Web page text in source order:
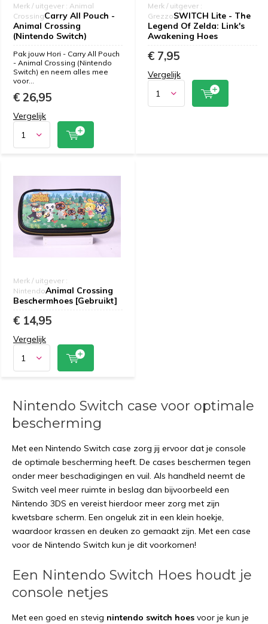
Merk / uitgever : Animal
CrossingCarry All Pouch -
Animal Crossing
(Nintendo Switch)
Pak jouw Hori - Carry All Pouch
- Animal Crossing (Nintendo
Switch) en neem alles mee
voor...
€ 26,95
Vergelijk
Merk / uitgever :
GrezzoSWITCH Lite - The
Legend Of Zelda: Link's
Awakening Hoes
€ 7,95
Vergelijk
Merk / uitgever :
NintendoAnimal Crossing
Beschermhoes [Gebruikt]
€ 14,95
Vergelijk
Nintendo Switch case voor optimale
bescherming
Met een Nintendo Switch case zorg jij ervoor dat je console
de optimale bescherming heeft. De cases beschermen tegen
onder meer beschadigingen en vuil. Als handheld neemt de
Switch veel meer ruimte in beslag dan bijvoorbeeld een
Nintendo 3DS en vereist hierdoor meer zorg met zijn
kwetsbare scherm. Een ongeluk zit in een klein hoekje,
waardoor krassen en deuken zo gemaakt zijn. Met een case
voor de Nintendo Switch kun je dit voorkomen!
Een Nintendo Switch Hoes houdt je
console netjes
Met een goed en stevig nintendo switch hoes voor je kun je